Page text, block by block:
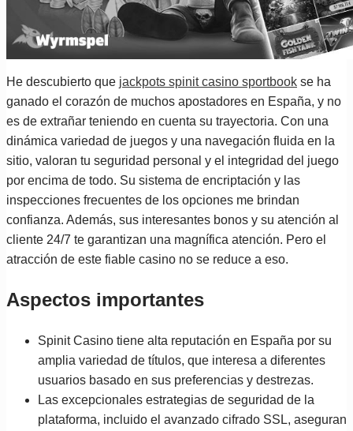
He descubierto que jackpots spinit casino sportbook se ha
ganado el corazón de muchos apostadores en España, y no
es de extrañar teniendo en cuenta su trayectoria. Con una
dinámica variedad de juegos y una navegación fluida en la
sitio, valoran tu seguridad personal y el integridad del juego
por encima de todo. Su sistema de encriptación y las
inspecciones frecuentes de los opciones me brindan
confianza. Además, sus interesantes bonos y su atención al
cliente 24/7 te garantizan una magnífica atención. Pero el
atracción de este fiable casino no se reduce a eso.
Aspectos importantes
Spinit Casino tiene alta reputación en España por su
amplia variedad de títulos, que interesa a diferentes
usuarios basado en sus preferencias y destrezas.
Las excepcionales estrategias de seguridad de la
plataforma, incluido el avanzado cifrado SSL, aseguran